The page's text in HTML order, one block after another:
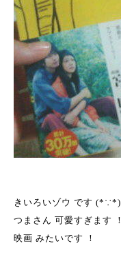
きいろいゾウ です (*∵*)
つまさん 可愛すぎます ！
映画 みたいです ！